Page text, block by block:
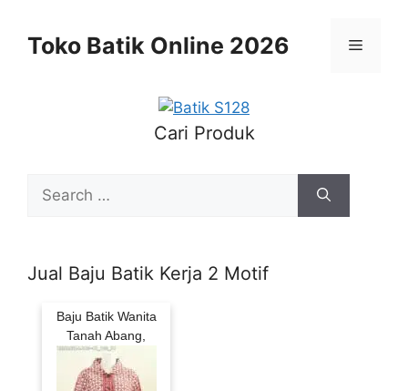
contentToko Batik Online 2026 Menu
Cari Produk
for:
Jual Baju Batik Kerja 2 Motif
Baju Batik Wanita
Tanah Abang,